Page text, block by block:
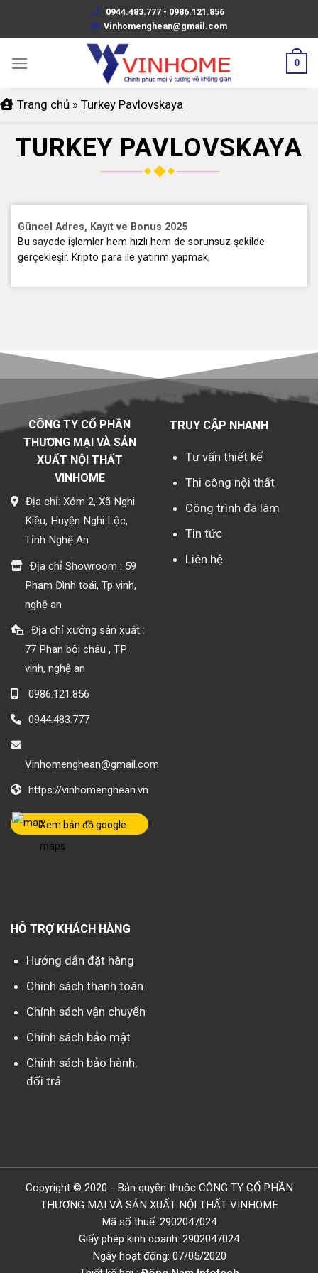
0944.483.777 - 0986.121.856
Vinhomenghean@gmail.com
0
Trang chủ » Turkey Pavlovskaya
TURKEY PAVLOVSKAYA
Güncel Adres, Kayıt ve Bonus 2025
Bu sayede işlemler hem hızlı hem de sorunsuz şekilde
gerçekleşir. Kripto para ile yatırım yapmak,
CÔNG TY CỔ PHẦN
THƯƠNG MẠI VÀ SẢN
XUẤT NỘI THẤT
VINHOME
Địa chỉ: Xóm 2, Xã Nghi
Kiều, Huyện Nghi Lộc,
Tỉnh Nghệ An
Địa chỉ Showroom : 59
Phạm Đình toái, Tp vinh,
nghệ an
Địa chỉ xưởng sản xuất :
77 Phan bội châu , TP
vinh, nghệ an
0986.121.856
0944.483.777
Vinhomenghean@gmail.com
https://vinhomenghean.vn
Xem bản đồ google
maps
TRUY CẬP NHANH
Tư vấn thiết kế
Thi công nội thất
Công trình đã làm
Tin tức
Liên hệ
HỖ TRỢ KHÁCH HÀNG
Hướng dẫn đặt hàng
Chính sách thanh toán
Chính sách vận chuyển
Chính sách bảo mật
Chính sách bảo hành,
đổi trả
Copyright © 2020 - Bản quyền thuộc CÔNG TY CỔ PHẦN
THƯƠNG MẠI VÀ SẢN XUẤT NỘI THẤT VINHOME
Mã số thuế: 2902047024
Giấy phép kinh doanh: 2902047024
Ngày hoạt động: 07/05/2020